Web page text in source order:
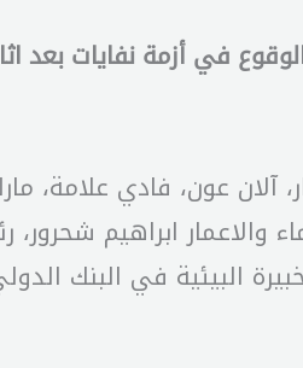
في أزمة نفايات بعد
آلان عون، فادي علامة،
ابراهيم شحرور،
البيئية في البنك